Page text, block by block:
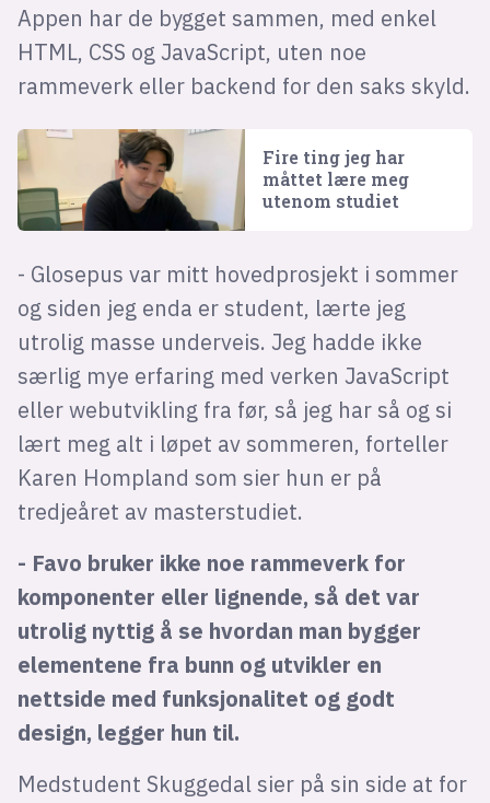
Appen har de bygget sammen, med enkel
HTML, CSS og JavaScript, uten noe
rammeverk eller backend for den saks skyld.
Fire ting jeg har
måttet lære meg
utenom studiet
- Glosepus var mitt hovedprosjekt i sommer
og siden jeg enda er student, lærte jeg
utrolig masse underveis. Jeg hadde ikke
særlig mye erfaring med verken JavaScript
eller webutvikling fra før, så jeg har så og si
lært meg alt i løpet av sommeren, forteller
Karen Hompland som sier hun er på
tredjeåret av masterstudiet.
- Favo bruker ikke noe rammeverk for
komponenter eller lignende, så det var
utrolig nyttig å se hvordan man bygger
elementene fra bunn og utvikler en
nettside med funksjonalitet og godt
design, legger hun til.
Medstudent Skuggedal sier på sin side at for